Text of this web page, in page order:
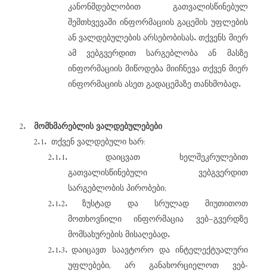
კანონმდებლობით
გათვალისწინებულ
შემთხვევაში ინფორმაციის გაცემის უფლების
ან ვალდებულების არსებობისას.თქვენს მიერ
ამ
ვებგვერდით სარგებლობა ან
მასზე
ინფორმაციის მიწოდება მიიჩნევა თქვენ მიერ
ინფორმაციის ასეთ გადაცემაზე თანხმობად.
2. მომხმარებლის ვალდებულებები
2.1. თქვენ ვალდებული ხარ:
2.1.1.
დაიცვათ
ხელშეკრულებით
გათვალისწინებული
ვებგვერდით
სარგებლობის პირობები;
2.1.2.
ზუსტად და სრულად
მიუთითოთ
მოთხოვნილი
ინფორმაცია ვებ–გვერდზე
მომსახურების მისაღებად.
2.1.3. დაიცავთ საავტორო და
ინტელექტუალური
უფლებები, არ განახორციელოთ
ვებ-